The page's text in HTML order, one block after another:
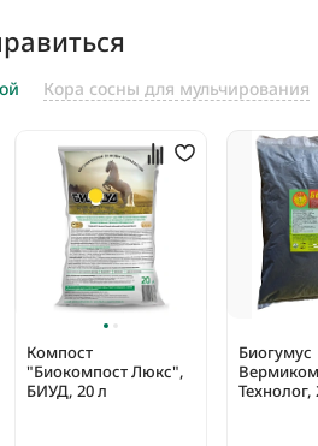
Кора сосны для мульчирования
Компост
"Биокомпост Люкс",
БИУД, 20 л
Биогумус
Технолог,